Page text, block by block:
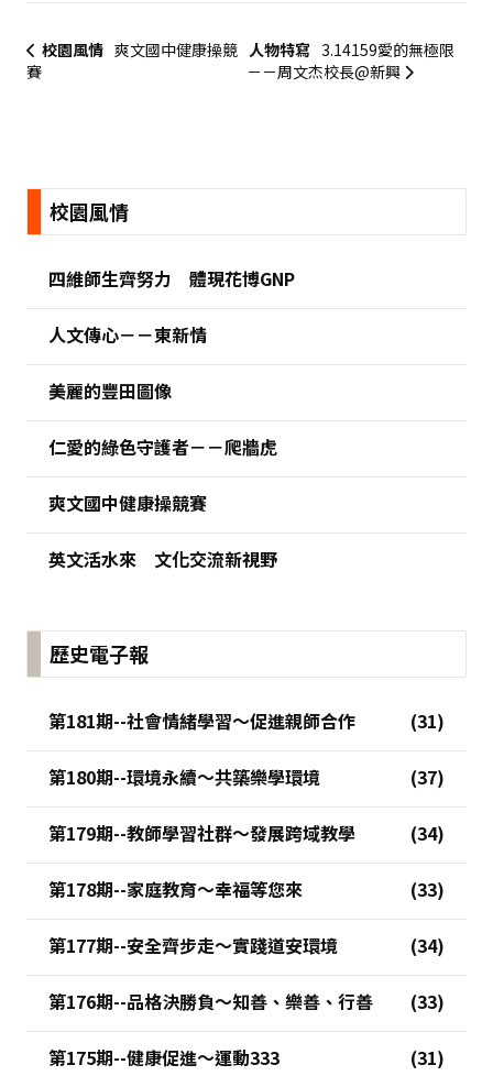
校園風情 爽文國中健康操競
賽
人物特寫 3.14159愛的無極限
－－周文杰校長@新興
校園風情
四維師生齊努力 體現花博GNP
人文傳心－－東新情
美麗的豐田圖像
仁愛的綠色守護者－－爬牆虎
爽文國中健康操競賽
英文活水來 文化交流新視野
歷史電子報
第181期--社會情緒學習～促進親師合作
第180期--環境永續～共築樂學環境
第179期--教師學習社群～發展跨域教學
第178期--家庭教育～幸福等您來
第177期--安全齊步走～實踐道安環境
第176期--品格決勝負～知善、樂善、行善
第175期--健康促進～運動333